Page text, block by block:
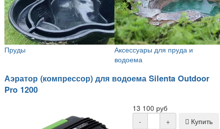
Пруды
Аксессуары для пруда и
водоема
Аэратор (компрессор) для водоема Silenta Outdoor
Pro 1200
13 100 руб
-
+
Купить